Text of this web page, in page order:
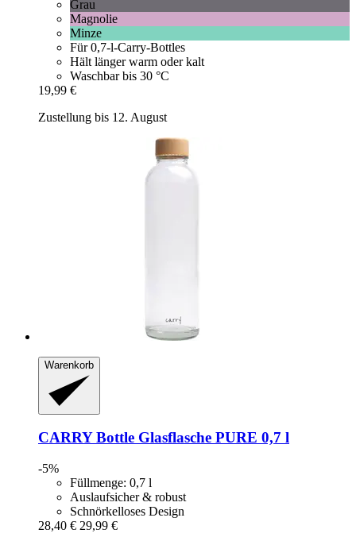
Grau
Magnolie
Minze
Für 0,7-l-Carry-Bottles
Hält länger warm oder kalt
Waschbar bis 30 °C
19,99 €
Zustellung bis 12. August
Warenkorb
CARRY Bottle Glasflasche PURE 0,7 l
-5%
Füllmenge: 0,7 l
Auslaufsicher & robust
Schnörkelloses Design
28,40 € 29,99 €